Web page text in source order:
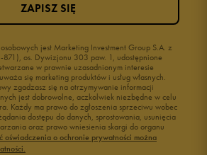
jest Marketing Investment Group S.A. z
os. Dywizjonu 303 paw. 1, udostępnione
w prawnie uzasadnionym interesie
się marketing produktów i usług własnych.
zgadzasz się na otrzymywanie informacji
jest dobrowolne, aczkolwiek niezbędne w celu
Każdy ma prawo do zgłoszenia sprzeciwu wobec
dostępu do danych, sprostowania, usunięcia
oraz prawo wniesienia skargi do organu
oświadczenia o ochronie prywatności można
ZAPISZ SIĘ